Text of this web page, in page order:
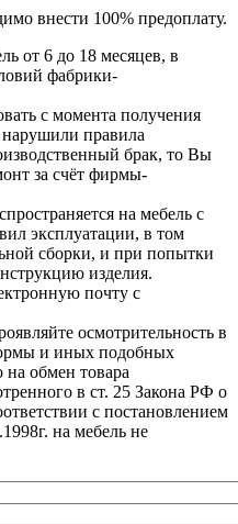
внести 100% предоплату.
от 6 до 18 месяцев, в
фабрики-
с момента получения
правила
брак, то Вы
за счёт фирмы-
на мебель с
эксплуатации, в том
сборки, и при попытки
изделия.
почту с
осмотрительность в
и иных подобных
на обмен товара
в ст. 25 Закона РФ о
с постановлением
на мебель не